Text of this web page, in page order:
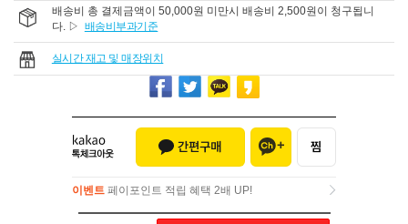
배송비 총 결제금액이 50,000원 미만시 배송비 2,500원이 청구됩니
다. ▷ 배송비부과기준
실시간 재고 및 매장위치
이벤트 페이포인트 적립 혜택 2배 UP!
이벤트페이포인트 적립 혜택 2배 UP!